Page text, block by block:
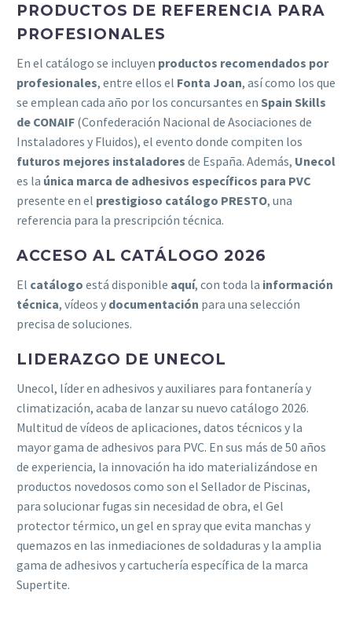
PRODUCTOS DE REFERENCIA PARA
PROFESIONALES
En el catálogo se incluyen productos recomendados por
profesionales, entre ellos el Fonta Joan, así como los que
se emplean cada año por los concursantes en Spain Skills
de CONAIF (Confederación Nacional de Asociaciones de
Instaladores y Fluidos), el evento donde compiten los
futuros mejores instaladores de España. Además, Unecol
es la única marca de adhesivos específicos para PVC
presente en el prestigioso catálogo PRESTO, una
referencia para la prescripción técnica.
ACCESO AL CATÁLOGO 2026
El catálogo está disponible aquí, con toda la información
técnica, vídeos y documentación para una selección
precisa de soluciones.
LIDERAZGO DE UNECOL
Unecol, líder en adhesivos y auxiliares para fontanería y
climatización, acaba de lanzar su nuevo catálogo 2026.
Multitud de vídeos de aplicaciones, datos técnicos y la
mayor gama de adhesivos para PVC. En sus más de 50 años
de experiencia, la innovación ha ido materializándose en
productos novedosos como son el Sellador de Piscinas,
para solucionar fugas sin necesidad de obra, el Gel
protector térmico, un gel en spray que evita manchas y
quemazos en las inmediaciones de soldaduras y la amplia
gama de adhesivos y cartuchería específica de la marca
Supertite.